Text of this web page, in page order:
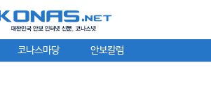
코나스마당 안보칼럼